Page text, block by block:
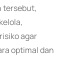
tersebut,
agar
optimal dan